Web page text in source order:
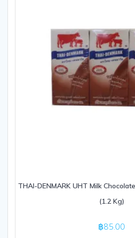
THAI-DENMARK UHT Milk
(1.2 Kg)
฿85.00